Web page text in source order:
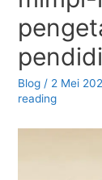
Blog / 2 Mei
reading